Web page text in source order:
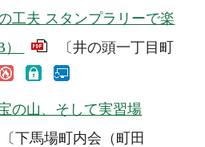
工夫 スタンプラリーで楽
）
〔井の頭一丁目町
の山、そして実習場
〔下馬場町内会（町田